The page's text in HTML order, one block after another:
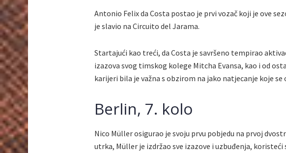
Antonio Felix da Costa postao je prvi vozač koji je ove
je slavio na Circuito del Jarama.
Startajući kao treći, da Costa je savršeno tempirao
izazova svog timskog kolege Mitcha Evansa, kao i od
karijeri bila je važna s obzirom na jako natjecanje koje se
Berlin, 7. kolo
Nico Müller osigurao je svoju prvu pobjedu na prvoj
utrka, Müller je izdržao sve izazove i uzbuđenja, koristeći